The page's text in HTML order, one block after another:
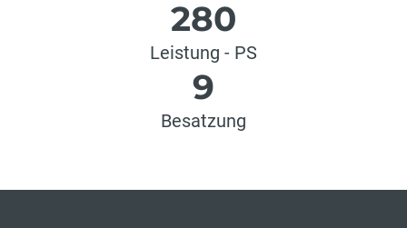
280
Leistung - PS
9
Besatzung